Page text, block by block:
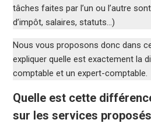
tâches faites par l’un ou l’autre
d’impôt, salaires, statuts…)
Nous vous proposons donc dans
expliquer quelle est exactement la
comptable et un expert-comptable.
Quelle est cette
sur les services